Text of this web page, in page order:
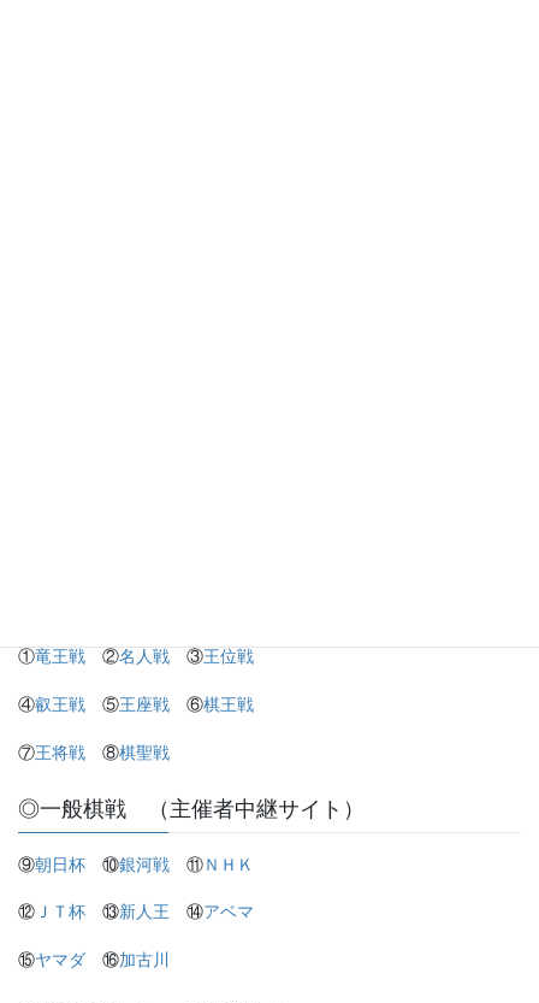
①竜王戦 ②名人戦 ③王位戦
④叡王戦 ⑤王座戦 ⑥棋王戦
⑦王将戦 ⑧棋聖戦
◎一般棋戦 （主催者中継サイト）
⑨朝日杯 ⑩銀河戦 ⑪ＮＨＫ
⑫ ＪＴ杯 ⑬新人王 ⑭アベマ
⑮ヤマダ ⑯加古川